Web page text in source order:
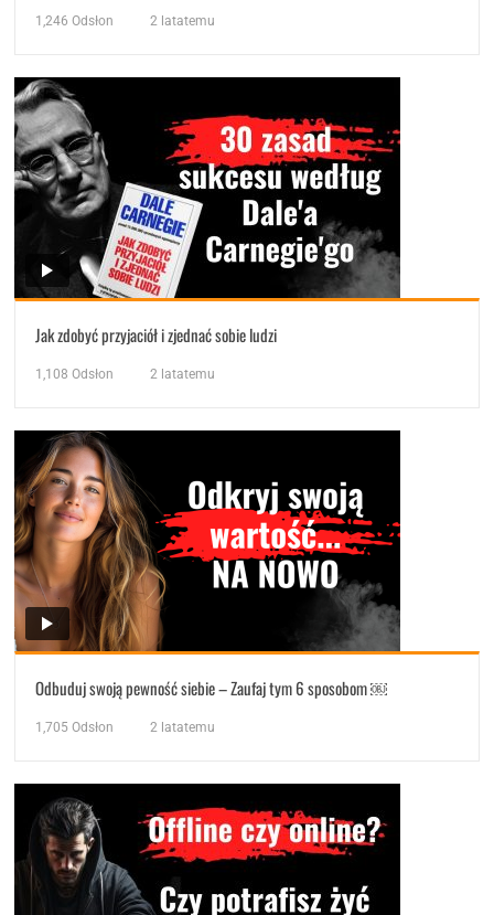
1,246 Odsłon 2 latatemu
Jak zdobyć przyjaciół i zjednać sobie ludzi
1,108 Odsłon 2 latatemu
Odbuduj swoją pewność siebie – Zaufaj tym 6 sposobom ￼
1,705 Odsłon 2 latatemu